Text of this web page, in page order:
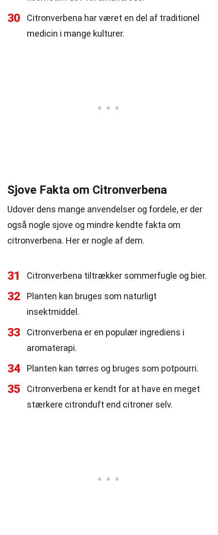
30
Citronverbena har været en del af traditionel
medicin i mange kulturer.
Sjove Fakta om Citronverbena
Udover dens mange anvendelser og fordele, er der
også nogle sjove og mindre kendte fakta om
citronverbena. Her er nogle af dem.
31 Citronverbena tiltrækker sommerfugle og bier.
32
Planten kan bruges som naturligt
insektmiddel.
33
Citronverbena er en populær ingrediens i
aromaterapi.
34 Planten kan tørres og bruges som potpourri.
35
Citronverbena er kendt for at have en meget
stærkere citronduft end citroner selv.